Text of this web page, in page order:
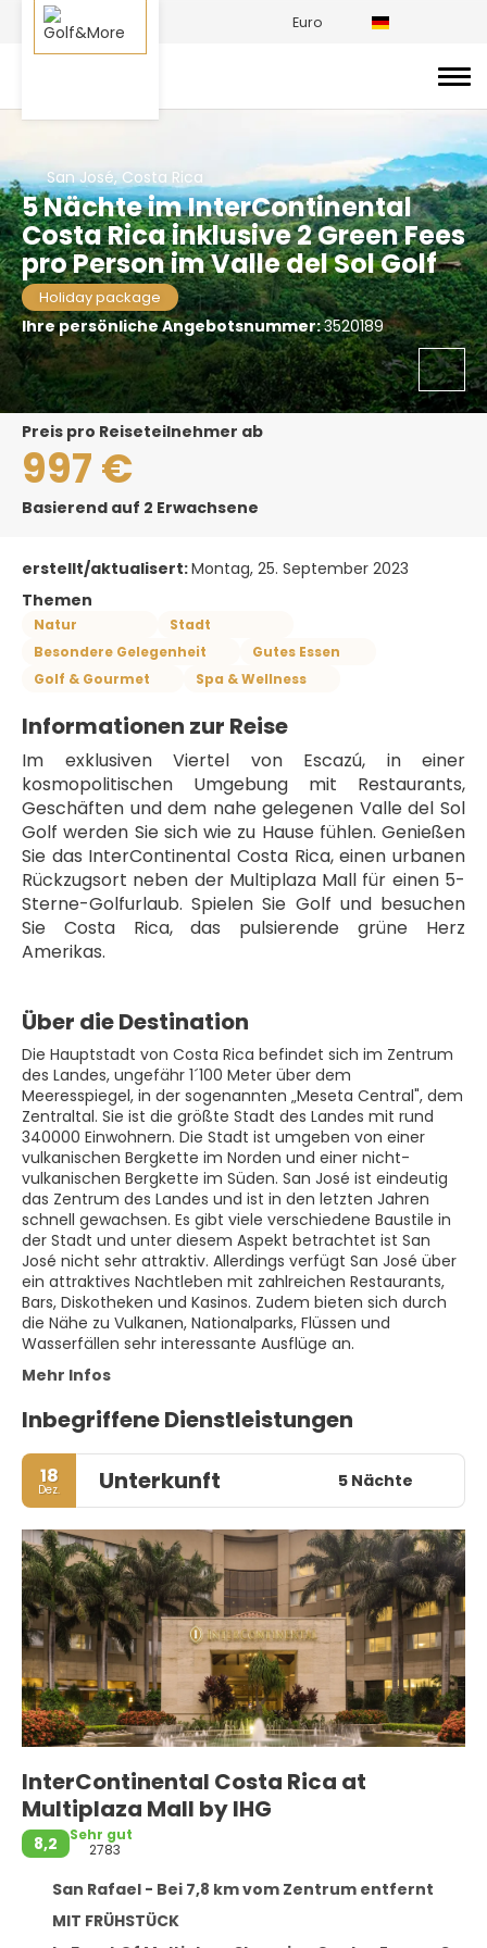
Euro
San José, Costa Rica
5 Nächte im InterContinental
Costa Rica inklusive 2 Green Fees
pro Person im Valle del Sol Golf
Holiday package
Ihre persönliche Angebotsnummer:3520189
Preis pro Reiseteilnehmer ab
997 €
Basierend auf 2 Erwachsene
erstellt/aktualisert:Montag, 25. September 2023
Themen
Natur
Stadt
Besondere Gelegenheit
Gutes Essen
Golf & Gourmet
Spa & Wellness
Informationen zur Reise
Im exklusiven Viertel von Escazú, in einer
kosmopolitischen Umgebung mit Restaurants,
Geschäften und dem nahe gelegenen Valle del Sol
Golf werden Sie sich wie zu Hause fühlen. Genießen
Sie das InterContinental Costa Rica, einen urbanen
Rückzugsort neben der Multiplaza Mall für einen 5-
Sterne-Golfurlaub. Spielen Sie Golf und besuchen
Sie Costa Rica, das pulsierende grüne Herz
Amerikas.
Über die Destination
Die Hauptstadt von Costa Rica befindet sich im Zentrum
des Landes, ungefähr 1´100 Meter über dem
Meeresspiegel, in der sogenannten „Meseta Central", dem
Zentraltal. Sie ist die größte Stadt des Landes mit rund
340000 Einwohnern. Die Stadt ist umgeben von einer
vulkanischen Bergkette im Norden und einer nicht-
vulkanischen Bergkette im Süden. San José ist eindeutig
das Zentrum des Landes und ist in den letzten Jahren
schnell gewachsen. Es gibt viele verschiedene Baustile in
der Stadt und unter diesem Aspekt betrachtet ist San
José nicht sehr attraktiv. Allerdings verfügt San José über
ein attraktives Nachtleben mit zahlreichen Restaurants,
Bars, Diskotheken und Kasinos. Zudem bieten sich durch
die Nähe zu Vulkanen, Nationalparks, Flüssen und
Wasserfällen sehr interessante Ausflüge an.
Mehr Infos
Inbegriffene Dienstleistungen
18
Dez. Unterkunft 5 Nächte
InterContinental Costa Rica at
Multiplaza Mall by IHG
8,2
Sehr gut
2783
San Rafael - Bei 7,8 km vom Zentrum entfernt
MIT FRÜHSTÜCK